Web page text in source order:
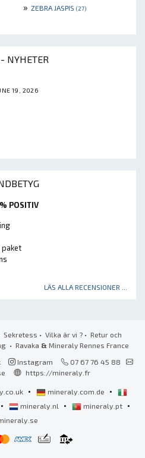
» ZEBRA JASPIS (27)
NYHETER
19, 2026
POSITIV
paket
LÄS ALLA RECENSIONER ...
Sekretess • Vilka är vi ?• Retur och
• Ravaka & Mineraly Rennes France
Instagram
07 67 76 45 88
https://mineraly.fr
• mineraly.com.de •
• mineraly.nl • mineraly.pt •